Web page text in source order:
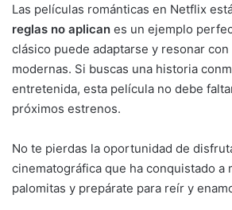
Las películas románticas en Netflix
reglas no aplican es un ejemplo
clásico puede adaptarse y resonar con
modernas. Si buscas una historia
entretenida, esta película no debe
próximos estrenos.
No te pierdas la oportunidad de
cinematográfica que ha conquistado a
palomitas y prepárate para reír y